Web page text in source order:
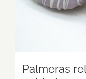
Palmeras